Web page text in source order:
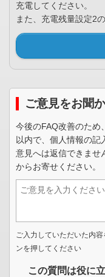
充電してください。
また、充電残量設定2
ご意見をお聞
今後のFAQ改善のため
以内で、個人情報の
意見へは返信できませ
からお寄せください。
ご入力していただいた内
ンを押してください
この質問は役に